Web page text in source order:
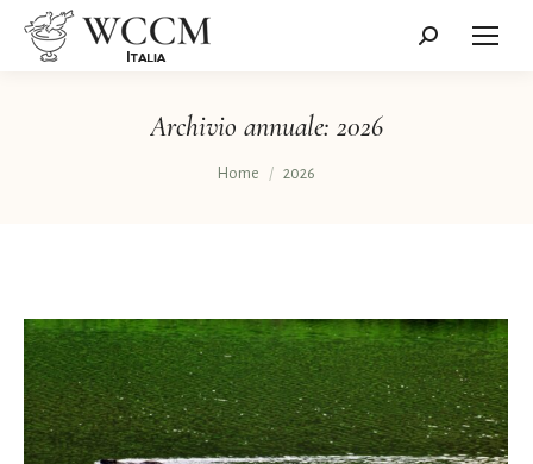
Cerca:
Archivio annuale: 2026
Tu sei qui:
Home 2026